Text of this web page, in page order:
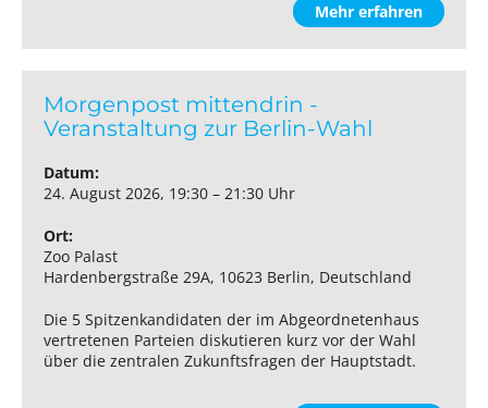
Mehr erfahren
Morgenpost mittendrin -
Veranstaltung zur Berlin-Wahl
Datum:
24. August 2026, 19:30 – 21:30 Uhr
Ort:
Zoo Palast
Hardenbergstraße 29A, 10623 Berlin, Deutschland
Die 5 Spitzenkandidaten der im Abgeordnetenhaus
vertretenen Parteien diskutieren kurz vor der Wahl
über die zentralen Zukunftsfragen der Hauptstadt.